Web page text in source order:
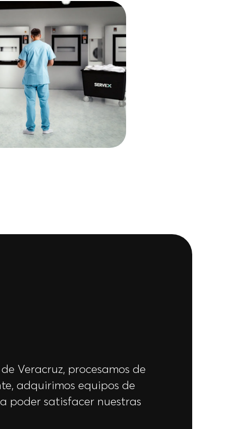
Veracruz, procesamos de
adquirimos equipos de
poder satisfacer nuestras